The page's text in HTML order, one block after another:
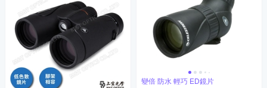
變倍 防水 輕巧 ED鏡片